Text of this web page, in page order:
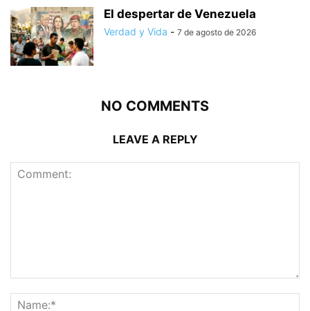
El despertar de Venezuela
Verdad y Vida - 7 de agosto de 2026
NO COMMENTS
LEAVE A REPLY